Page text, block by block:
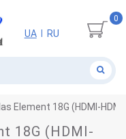
0
UA RU
Element 18G (HDMI-
18G (HDMI-